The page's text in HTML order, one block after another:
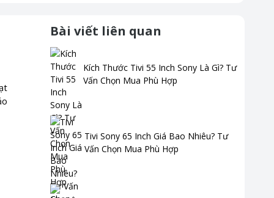
Bài viết liên quan
Kích Thước Tivi 55 Inch Sony Là Gì? Tư
Vấn Chọn Mua Phù Hợp
Tivi Sony 65 Inch Giá Bao Nhiêu? Tư
Vấn Chọn Mua Phù Hợp